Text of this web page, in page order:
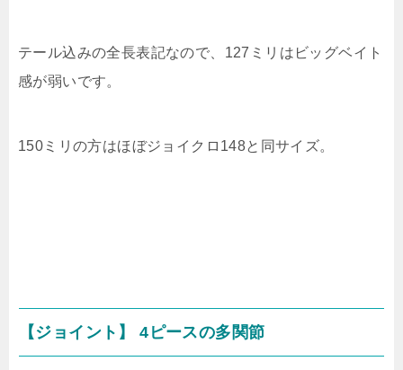
テール込みの全長表記なので、127ミリはビッグベイト
感が弱いです。
150ミリの方はほぼジョイクロ148と同サイズ。
【ジョイント】 4ピースの多関節